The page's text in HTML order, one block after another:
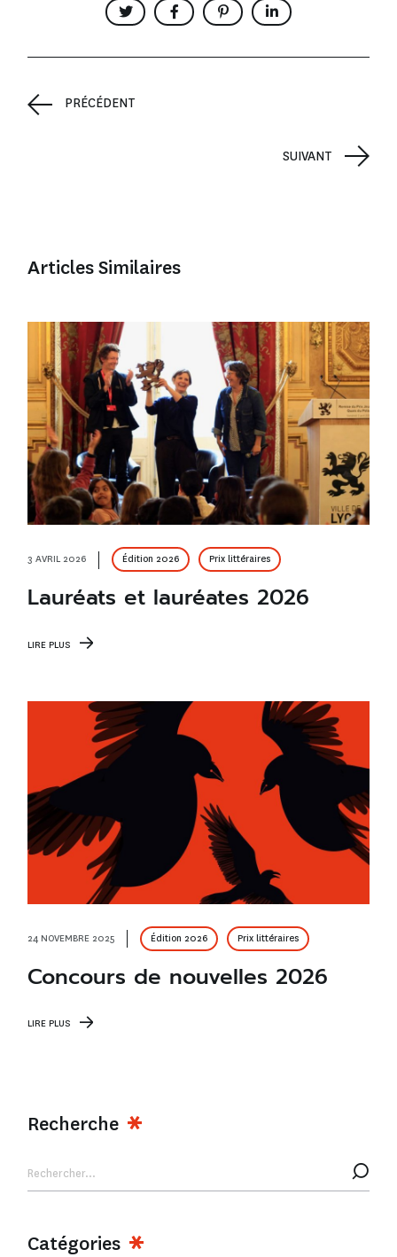
PRÉCÉDENT
SUIVANT
Articles Similaires
3 AVRIL 2026 Édition 2026 Prix littéraires
Lauréats et lauréates 2026
LIRE PLUS
24 NOVEMBRE 2025 Édition 2026 Prix littéraires
Concours de nouvelles 2026
LIRE PLUS
Recherche
Catégories